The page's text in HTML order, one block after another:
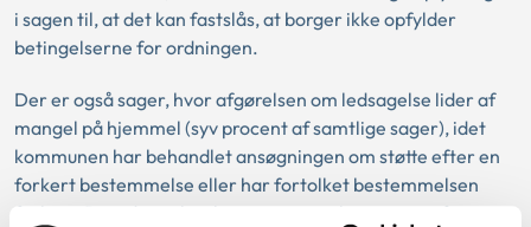
i sagen til, at det kan fastslås, at borger ikke opfylder
betingelserne for ordningen.
Der er også sager, hvor afgørelsen om ledsagelse lider af
mangel på hjemmel (syv procent af samtlige sager), idet
kommunen har behandlet ansøgningen om støtte efter en
forkert bestemmelse eller har fortolket bestemmelsen
forkert. Derudover har kommunen i seks procent af